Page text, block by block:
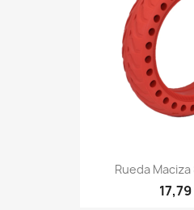
Rueda Maciza